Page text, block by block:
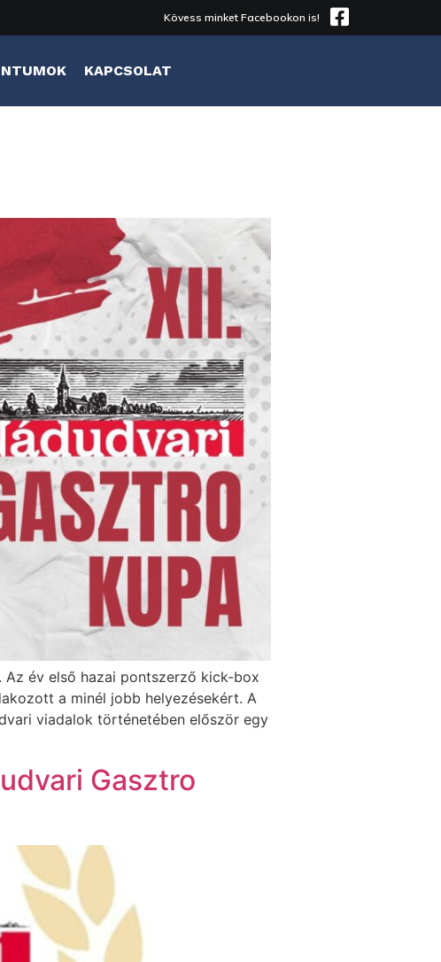
Kövess minket Facebookon is!
KAPCSOLAT
Az év első hazai pontszerző kick-box
a minél jobb helyezésekért. A
viadalok történetében először egy
Gasztro